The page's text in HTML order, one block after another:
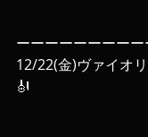
ーーーーーーーー
12/22(金)ヴァイオ
🎻